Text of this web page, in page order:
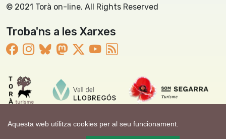
Aquesta web utilitza cookies per al seu funcionament.
© 2021 Torà on-line. All Rights Reserved
Troba'ns a les Xarxes